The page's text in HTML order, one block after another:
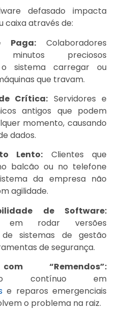
defasado impacta
caixa através de:
Paga:Colaboradores
minutos preciosos
o sistema carregar ou
que travam.
Crítica: Servidores e
antigos que podem
momento, causando
dados.
Lento: Clientes que
balcão ou no telefone
da empresa não
agilidade.
de Software:
em rodar versões
de sistemas de gestão
de segurança.
“Remendos”:
contínuo em
e reparos emergenciais
o problema na raiz.